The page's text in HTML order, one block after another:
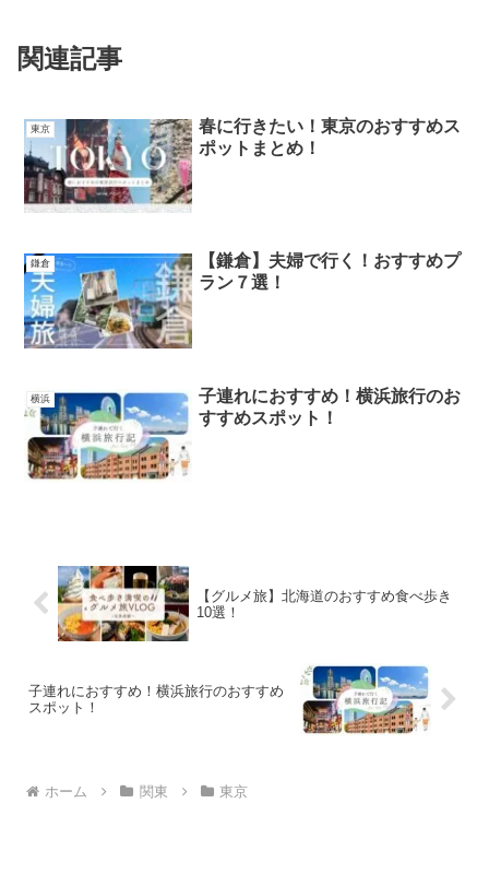
関連記事
東京
春に行きたい！東京のおすすめス
ポットまとめ！
鎌倉
【鎌倉】夫婦で行く！おすすめプ
ラン７選！
横浜
子連れにおすすめ！横浜旅行のお
すすめスポット！
【グルメ旅】北海道のおすすめ食べ歩き
10選！
子連れにおすすめ！横浜旅行のおすすめ
スポット！
ホーム 関東 東京